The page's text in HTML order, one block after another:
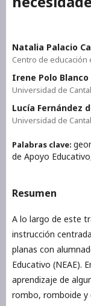
Natalia Palacio
Centro de educación
Irene Polo Blanco
Universidad de
Lucía Fernández
Universidad de
Palabras clave:
de Apoyo
Resumen
A lo largo de este
instrucción
planas con
Educativo (NEAE).
aprendizaje de
rombo, romboide y